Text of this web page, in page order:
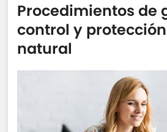
Procedimientos de
control y
natural